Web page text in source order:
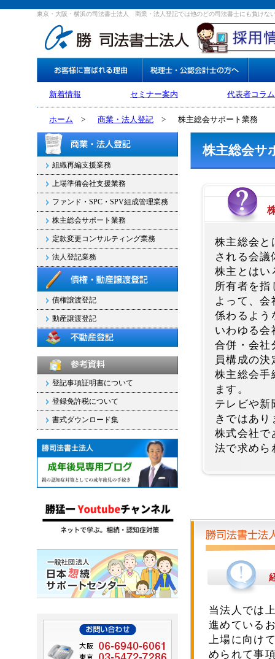
東京・大阪・横浜の司法書士法人 商業・法人登記では他のどの司法書士にも負けな
新着情報 セミナー案内 代表者コラム
ホーム > 商業・法人登記 > 株主総会サポート業務
組織再編支援業務
上場準備会社支援業務
ファンド・SPC・SPV組成管理業務
株主総会サポート業務
定款変更コンサルティング業務
法人登記業務
債権譲渡登記
動産譲渡登記
登記事項証明書について
登録免許税について
書式ダウンロード集
株主総会サ
株主総会と
される会議
株主とはい
所有者を指
よって、
係わるよう
いわゆる会
合併・会社
員構成の
株主総会手
ます。
テレビや新
きではあり
株式会社で
法で求めら
当法人では
進めている
上場に向け
められて事